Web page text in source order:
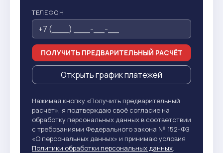
ТЕЛЕФОН
ПОЛУЧИТЬ ПРЕДВАРИТЕЛЬНЫЙ РАСЧЁТ
Открыть график платежей
Нажимая кнопку «Получить предварительный
расчёт», я подтверждаю своё согласие на
обработку персональных данных в соответствии
с требованиями Федерального закона № 152-ФЗ
«О персональных данных» и принимаю условия
Политики обработки персональных данных.